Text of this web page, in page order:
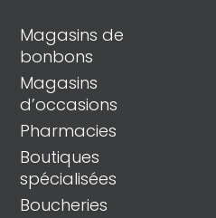
Magasins de
bonbons
Magasins
d’occasions
Pharmacies
Boutiques
spécialisées
Boucheries